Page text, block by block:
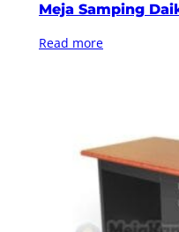
Meja Samping
Read more